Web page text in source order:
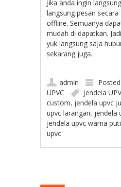
Jika anda ingin
langsung pesan
offline. Semuanya
mudah di dapatkan.
yuk langsung saja
sekarang juga.
admin
UPVC
Jendela
custom, jendela upvc
upvc larangan, jendela
jendela upvc warna
upvc